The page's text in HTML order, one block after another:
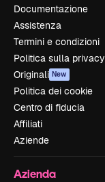
Documentazione
Assistenza
Termini e condizioni
Politica sulla privacy
Originali New
Politica dei cookie
Centro di fiducia
Affiliati
Aziende
Azienda